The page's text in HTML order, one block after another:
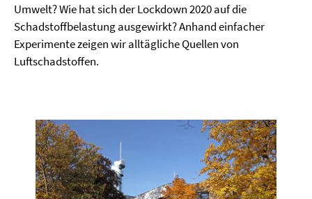
Umwelt? Wie hat sich der Lockdown 2020 auf die
Schadstoffbelastung ausgewirkt? Anhand einfacher
Experimente zeigen wir alltägliche Quellen von
Luftschadstoffen.